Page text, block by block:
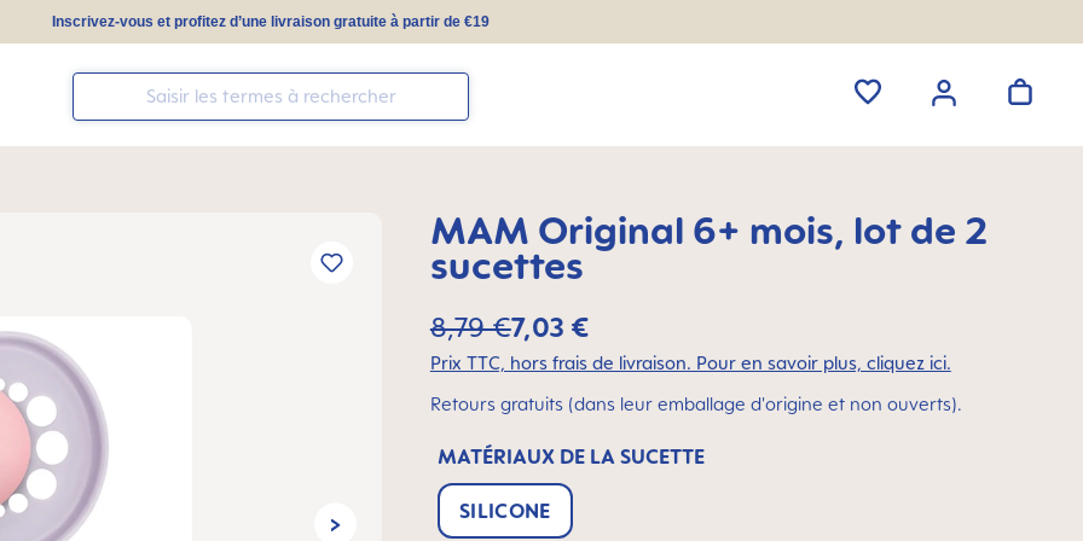
Inscrivez-vous et profitez d’une livraison gratuite à partir de €19
MAM Original 6+ mois, lot de 2
sucettes
7,03 €
8,79 €
Prix TTC, hors frais de livraison. Pour en savoir plus, cliquez ici.
Retours gratuits (dans leur emballage d'origine et non ouverts).
MATÉRIAUX DE LA SUCETTE
SILICONE